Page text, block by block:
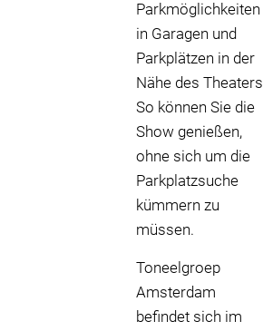
Parkmöglichkeiten
in Garagen und
Parkplätzen in der
Nähe des
So können Sie die
Show genießen,
ohne sich um die
Parkplatzsuche
kümmern zu
müssen.
Toneelgroep
Amsterdam
befindet sich im